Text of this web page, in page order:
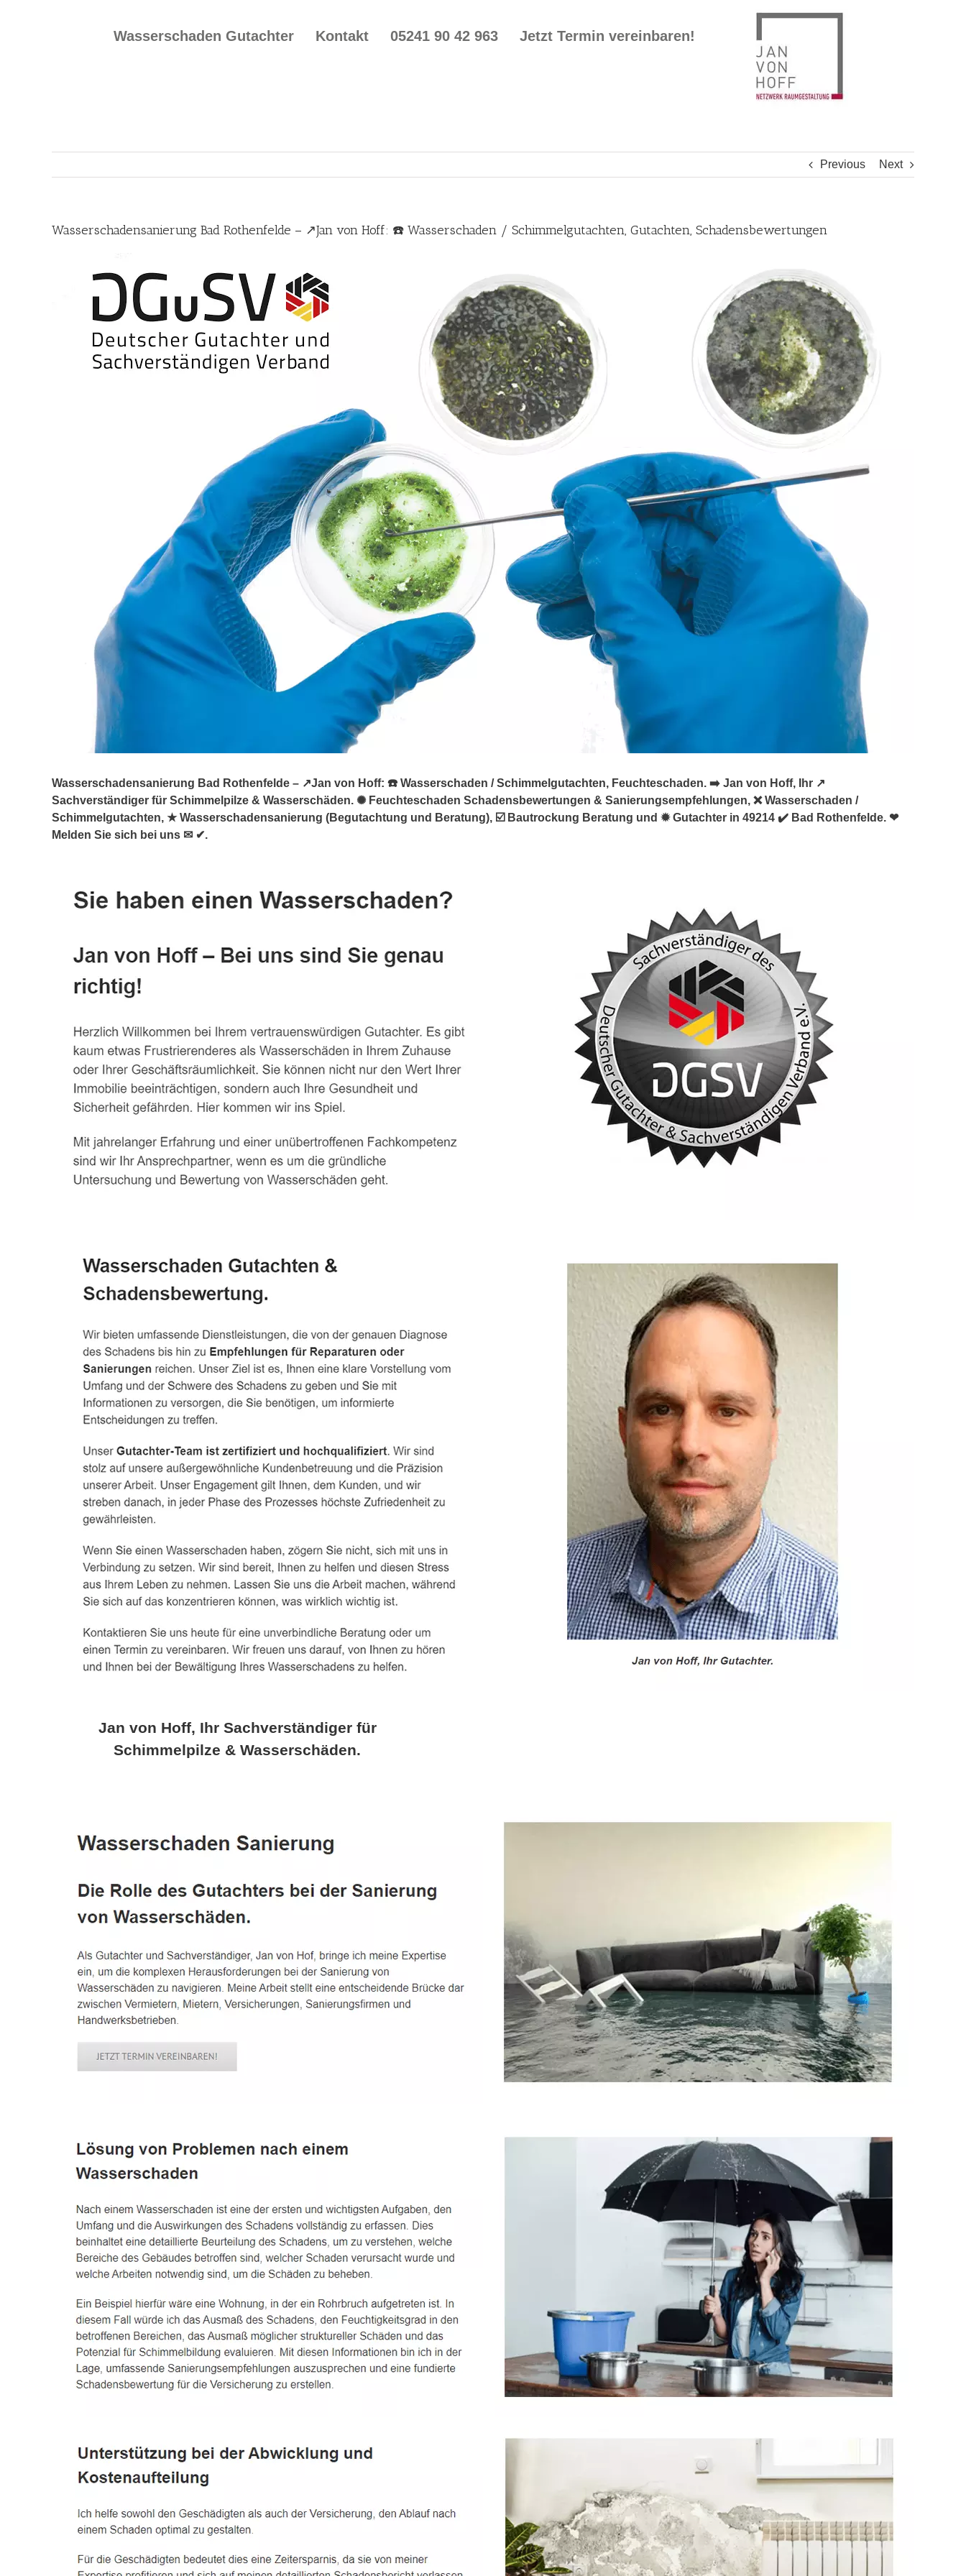
Wasserschaden Gutachter Kontakt 05241 90 42 963 Jetzt Termin vereinbaren!
Previous Next
Wasserschadensanierung Bad Rothenfelde – ↗️Jan von Hoff: ☎️ Wasserschaden / Schimmelgutachten, Gutachten, Schadensbewertungen
Wasserschadensanierung Bad Rothenfelde – ↗️Jan von Hoff: ☎️ Wasserschaden / Schimmelgutachten, Feuchteschaden. ➡️ Jan von Hoff, Ihr ↗️
Sachverständiger für Schimmelpilze & Wasserschäden. ✺ Feuchteschaden Schadensbewertungen & Sanierungsempfehlungen, ❌ Wasserschaden /
Schimmelgutachten, ★ Wasserschadensanierung (Begutachtung und Beratung), ☑️ Bautrockung Beratung und ✹ Gutachter in 49214 ✔️ Bad Rothenfelde. ❤
Melden Sie sich bei uns ✉ ✔.
Jan von Hoff, Ihr Sachverständiger für
Schimmelpilze & Wasserschäden.